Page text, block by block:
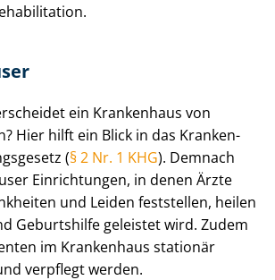
ein Krankenhaus von
Hier hilft ein Blick in das Kran­ken­
(§ 2 Nr. 1 KHG). Demnach
Einrichtungen, in denen Ärzte
und Leiden feststellen, heilen
Geburtshilfe geleistet wird. Zudem
im Krankenhaus stationär
verpflegt werden.